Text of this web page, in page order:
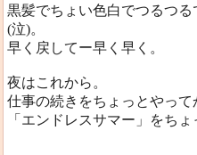
黒髪でちょい色白でつるつ
(泣)。
早く戻してー早く早く。
夜はこれから。
仕事の続きをちょっとやって
「エンドレスサマー」をち